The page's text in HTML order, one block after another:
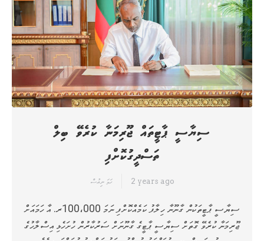
ސިޔާސީ ޕާޓީތައް ޖޫރިމަނާ ކުރެވޭ ބިލް
ތަސްދީގުކޮށްފި
ހަމަ ނިއުސް 2 years ago
ސިޔާސީ ޕާޓީތަކުން ގާނޫނާ ހިލާފު ކަމެއްކޮށްފި ނަމަ 100،000ރ. އާ ހަމައަށް
ޖޫރިމަނާ ކުރެވޭ ގޮތަށް ސިޔާސީ ޕާޓީގެ ގާނޫނަށް ސަރުކާރުން ހުށަހެޅި އިސްލާހުގެ